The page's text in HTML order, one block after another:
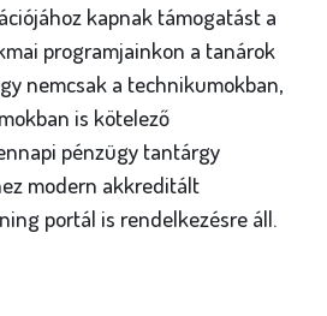
kapnak támogatást a
programjainkon a tanárok
nemcsak a technikumokban,
is kötelező
pénzügy tantárgy
modern akkreditált
portál is rendelkezésre áll.